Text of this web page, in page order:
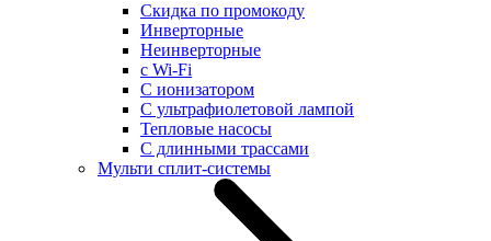
Скидка по промокоду
Инверторные
Неинверторные
с Wi-Fi
С ионизатором
С ультрафиолетовой лампой
Тепловые насосы
С длинными трассами
Мульти сплит-системы